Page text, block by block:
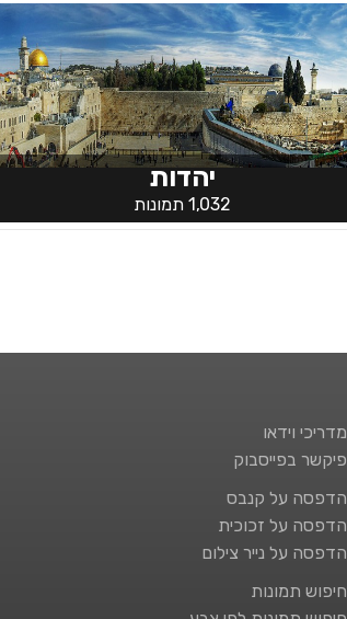
יהדות
1,032 תמונות
מדריכי וידאו
פיקשר בפייסבוק
הדפסה על קנבס
הדפסה על זכוכית
הדפסה על נייר צילום
חיפוש תמונות